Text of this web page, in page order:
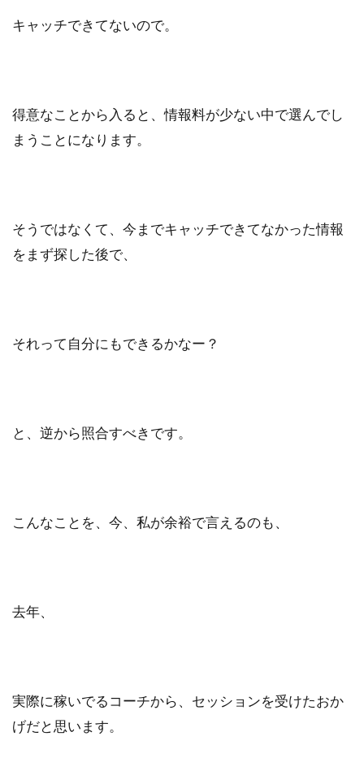
キャッチできてないので。
得意なことから入ると、情報料が少ない中で選んでし
まうことになります。
そうではなくて、今までキャッチできてなかった情報
をまず探した後で、
それって自分にもできるかなー？
と、逆から照合すべきです。
こんなことを、今、私が余裕で言えるのも、
去年、
実際に稼いでるコーチから、セッションを受けたおか
げだと思います。